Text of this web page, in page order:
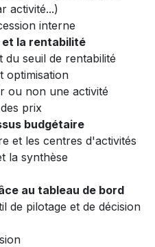
activité...)
interne
et la rentabilité
du seuil de rentabilité
optimisation
ou non une activité
prix
budgétaire
et les centres d'activités
la synthèse
au tableau de bord
de pilotage et de décision